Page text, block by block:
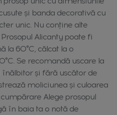
și banda decorativă cu
unic. Nu conține alte
Alicanty poate fi
la 60°C, călcat la o
Se recomandă uscare la
și fără uscător de
moliciunea și culoarea
Alege prosopul
în baia ta o notă de